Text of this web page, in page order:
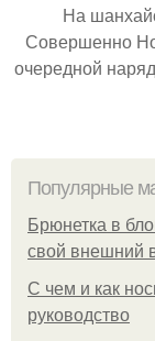
На
Совершенно
очередной
Популярные
Брюнетка в
свой внешний
С чем и как
руководство